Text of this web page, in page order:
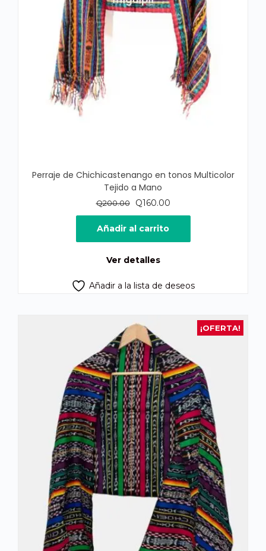
Perraje de Chichicastenango en tonos Multicolor
Tejido a Mano
Q200.00
El
precio
original
era:
Q160.00El
precio
es:
Añadir al carrito
Ver detalles
Añadir a la lista de deseos
¡OFERTA!